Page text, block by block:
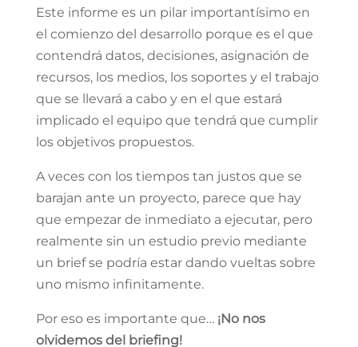
Este informe es un pilar importantísimo en
el comienzo del desarrollo porque es el que
contendrá datos, decisiones, asignación de
recursos, los medios, los soportes y el trabajo
que se llevará a cabo y en el que estará
implicado el equipo que tendrá que cumplir
los objetivos propuestos.
A veces con los tiempos tan justos que se
barajan ante un proyecto, parece que hay
que empezar de inmediato a ejecutar, pero
realmente sin un estudio previo mediante
un brief se podría estar dando vueltas sobre
uno mismo infinitamente.
Por eso es importante que… ¡No nos
olvidemos del briefing!